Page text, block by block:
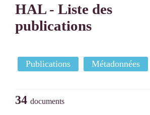
HAL - Liste des
publications
Publications Métadonnées
34 documents